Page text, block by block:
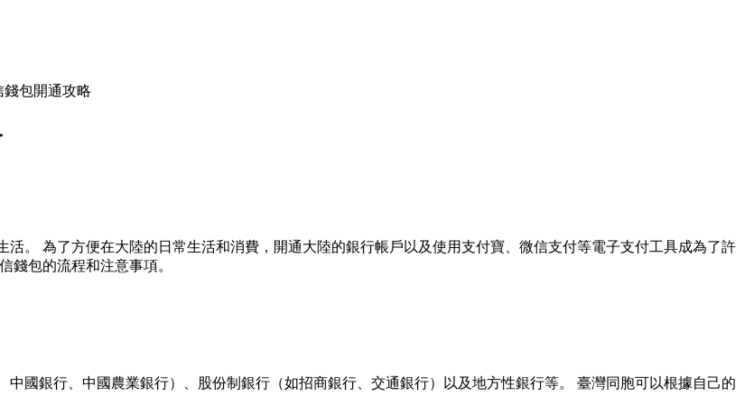
包開通攻略
。 為了方便在大陸的日常生活和消費，開通大陸的銀行帳戶以及使用支付寶、微信支付等電子支付工具成為了許
錢包的流程和注意事項。
國銀行、中國農業銀行）、股份制銀行（如招商銀行、交通銀行）以及地方性銀行等。 臺灣同胞可以根據自己的